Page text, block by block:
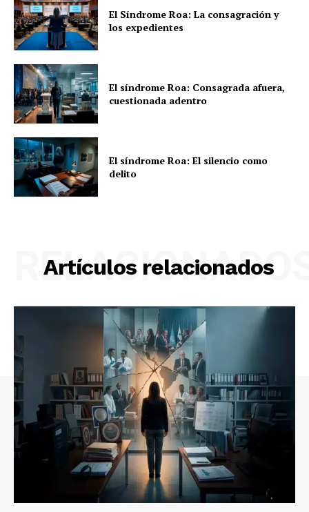
El Síndrome Roa: La consagración y
los expedientes
El síndrome Roa: Consagrada afuera,
cuestionada adentro
El síndrome Roa: El silencio como
delito
Artículos relacionados